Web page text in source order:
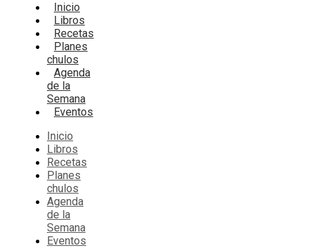
Inicio
Libros
Recetas
Planes
chulos
Agenda
de la
Semana
Eventos
Inicio
Libros
Recetas
Planes
chulos
Agenda
de la
Semana
Eventos